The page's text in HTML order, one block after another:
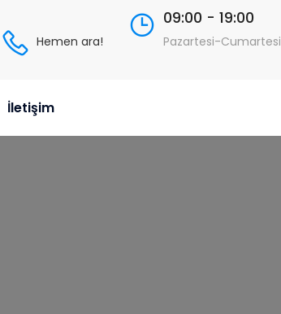
Hemen ara!
09:00 - 19:00
Pazartesi-Cumartesi
İletişim